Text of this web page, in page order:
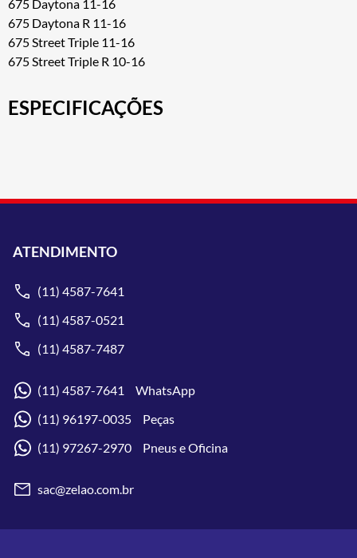
675 Daytona 11-16
675 Daytona R 11-16
675 Street Triple 11-16
675 Street Triple R 10-16
ESPECIFICAÇÕES
ATENDIMENTO
(11) 4587-7641
(11) 4587-0521
(11) 4587-7487
(11) 4587-7641 WhatsApp
(11) 96197-0035 Peças
(11) 97267-2970 Pneus e Oficina
sac@zelao.com.br